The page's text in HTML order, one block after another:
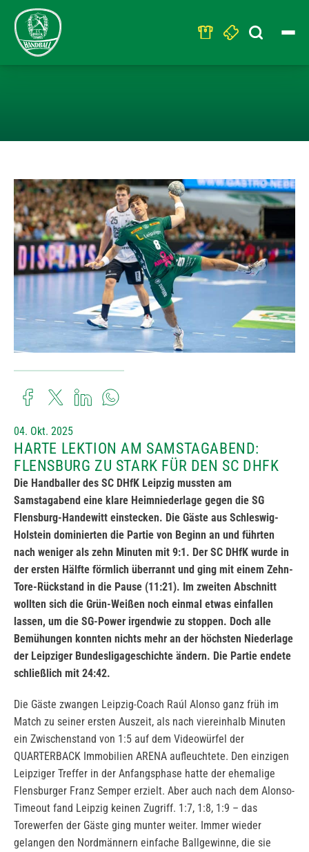
Search
for:
04. Okt. 2025
HARTE LEKTION AM SAMSTAGABEND:
FLENSBURG ZU STARK FÜR DEN SC DHFK
Die Handballer des SC DHfK Leipzig mussten am
Samstagabend eine klare Heimniederlage gegen die SG
Flensburg-Handewitt einstecken. Die Gäste aus Schleswig-
Holstein dominierten die Partie von Beginn an und führten
nach weniger als zehn Minuten mit 9:1. Der SC DHfK wurde in
der ersten Hälfte förmlich überrannt und ging mit einem Zehn-
Tore-Rückstand in die Pause (11:21). Im zweiten Abschnitt
wollten sich die Grün-Weißen noch einmal etwas einfallen
lassen, um die SG-Power irgendwie zu stoppen. Doch alle
Bemühungen konnten nichts mehr an der höchsten Niederlage
der Leipziger Bundesligageschichte ändern. Die Partie endete
schließlich mit 24:42.
Die Gäste zwangen Leipzig-Coach Raúl Alonso ganz früh im
Match zu seiner ersten Auszeit, als nach viereinhalb Minuten
ein Zwischenstand von 1:5 auf dem Videowürfel der
QUARTERBACK Immobilien ARENA aufleuchtete. Den einzigen
Leipziger Treffer in der Anfangsphase hatte der ehemalige
Flensburger Franz Semper erzielt. Aber auch nach dem Alonso-
Timeout fand Leipzig keinen Zugriff. 1:7, 1:8, 1:9 – das
Torewerfen der Gäste ging munter weiter. Immer wieder
gelangen den Nordmännern einfache Ballgewinne, die sie